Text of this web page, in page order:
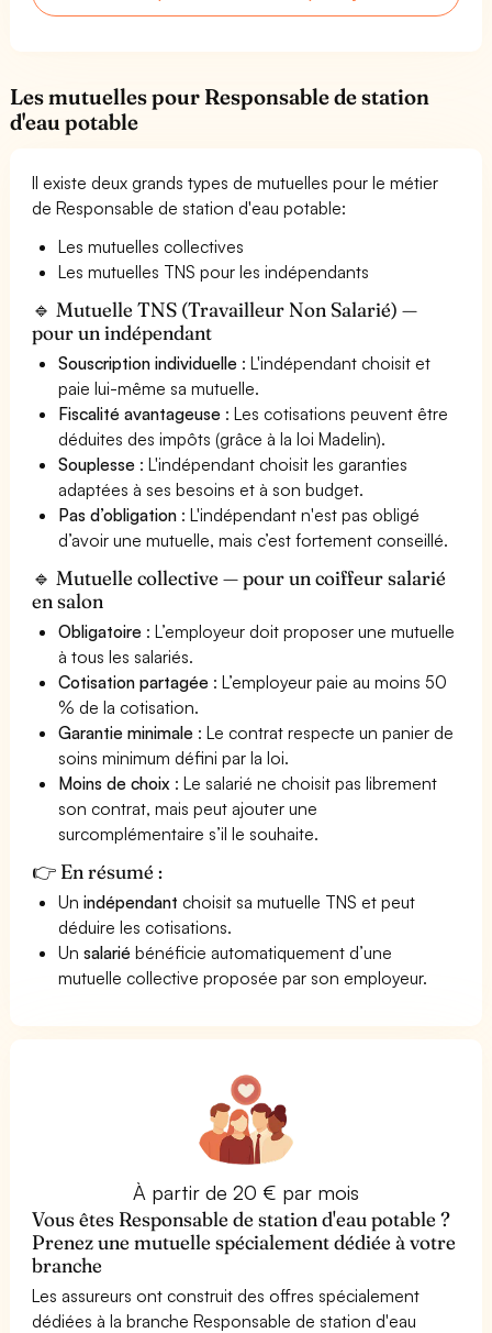
Les mutuelles pour Responsable de station
d'eau potable
Il existe deux grands types de mutuelles pour le métier
de Responsable de station d'eau potable:
Les mutuelles collectives
Les mutuelles TNS pour les indépendants
🔹 Mutuelle TNS (Travailleur Non Salarié) —
pour un indépendant
Souscription individuelle : L'indépendant choisit et
paie lui-même sa mutuelle.
Fiscalité avantageuse : Les cotisations peuvent être
déduites des impôts (grâce à la loi Madelin).
Souplesse : L'indépendant choisit les garanties
adaptées à ses besoins et à son budget.
Pas d’obligation : L'indépendant n'est pas obligé
d’avoir une mutuelle, mais c’est fortement conseillé.
🔹 Mutuelle collective — pour un coiffeur salarié
en salon
Obligatoire : L’employeur doit proposer une mutuelle
à tous les salariés.
Cotisation partagée : L’employeur paie au moins 50
% de la cotisation.
Garantie minimale : Le contrat respecte un panier de
soins minimum défini par la loi.
Moins de choix : Le salarié ne choisit pas librement
son contrat, mais peut ajouter une
surcomplémentaire s’il le souhaite.
👉 En résumé :
Unindépendant choisit sa mutuelle TNS et peut
déduire les cotisations.
Unsalarié bénéficie automatiquement d’une
mutuelle collective proposée par son employeur.
À partir de 20 € par mois
Vous êtes Responsable de station d'eau potable ?
Prenez une mutuelle spécialement dédiée à votre
branche
Les assureurs ont construit des offres spécialement
dédiées à la branche Responsable de station d'eau